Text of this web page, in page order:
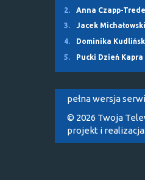
2.
Anna Czapp-
3.
Jacek
4.
Dominika
5.
Pucki Dzień Kapra
pełna wersja
© 2026 Twoja
projekt i realizacja: